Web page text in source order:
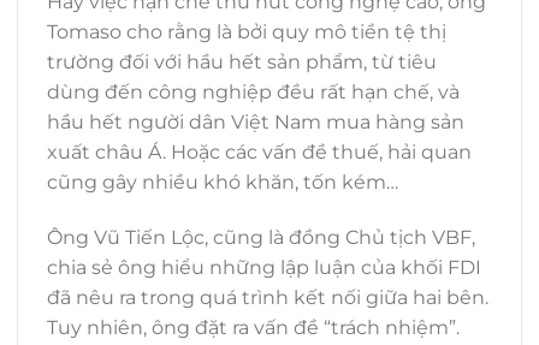
Tomaso cho rằng là bởi quy mô tiền tệ thị
trường đối với hầu hết sản phẩm, từ tiêu
dùng đến công nghiệp đều rất hạn chế, và
hầu hết người dân Việt Nam mua hàng sản
xuất châu Á. Hoặc các vấn đề thuế, hải quan
cũng gây nhiều khó khăn, tốn kém…
Ông Vũ Tiến Lộc, cũng là đồng Chủ tịch VBF,
chia sẻ ông hiểu những lập luận của khối FDI
đã nêu ra trong quá trình kết nối giữa hai bên.
Tuy nhiên, ông đặt ra vấn đề “trách nhiệm”.